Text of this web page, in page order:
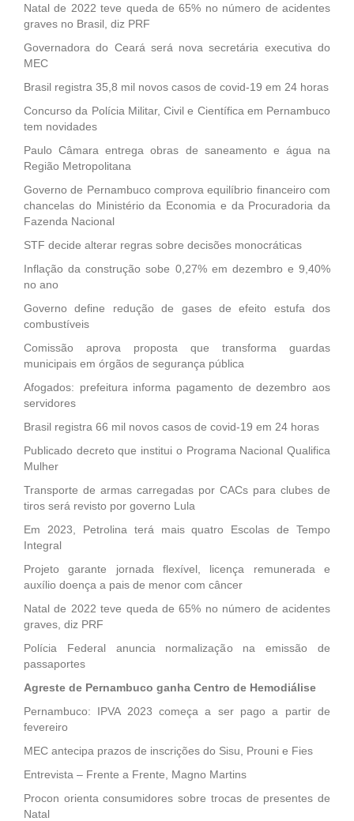
Natal de 2022 teve queda de 65% no número de acidentes
graves no Brasil, diz PRF
Governadora do Ceará será nova secretária executiva do
MEC
Brasil registra 35,8 mil novos casos de covid-19 em 24 horas
Concurso da Polícia Militar, Civil e Científica em Pernambuco
tem novidades
Paulo Câmara entrega obras de saneamento e água na
Região Metropolitana
Governo de Pernambuco comprova equilíbrio financeiro com
chancelas do Ministério da Economia e da Procuradoria da
Fazenda Nacional
STF decide alterar regras sobre decisões monocráticas
Inflação da construção sobe 0,27% em dezembro e 9,40%
no ano
Governo define redução de gases de efeito estufa dos
combustíveis
Comissão aprova proposta que transforma guardas
municipais em órgãos de segurança pública
Afogados: prefeitura informa pagamento de dezembro aos
servidores
Brasil registra 66 mil novos casos de covid-19 em 24 horas
Publicado decreto que institui o Programa Nacional Qualifica
Mulher
Transporte de armas carregadas por CACs para clubes de
tiros será revisto por governo Lula
Em 2023, Petrolina terá mais quatro Escolas de Tempo
Integral
Projeto garante jornada flexível, licença remunerada e
auxílio doença a pais de menor com câncer
Natal de 2022 teve queda de 65% no número de acidentes
graves, diz PRF
Polícia Federal anuncia normalização na emissão de
passaportes
Agreste de Pernambuco ganha Centro de Hemodiálise
Pernambuco: IPVA 2023 começa a ser pago a partir de
fevereiro
MEC antecipa prazos de inscrições do Sisu, Prouni e Fies
Entrevista – Frente a Frente, Magno Martins
Procon orienta consumidores sobre trocas de presentes de
Natal